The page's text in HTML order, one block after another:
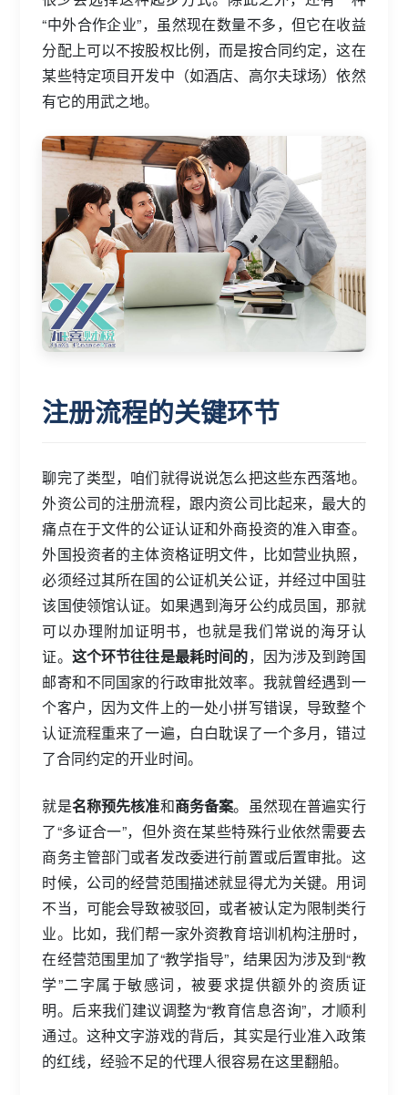
“中外合作企业”，虽然现在数量不多，但它在收益
分配上可以不按股权比例，而是按合同约定，这在
某些特定项目开发中（如酒店、高尔夫球场）依然
有它的用武之地。
注册流程的关键环节
聊完了类型，咱们就得说说怎么把这些东西落地。
外资公司的注册流程，跟内资公司比起来，最大的
痛点在于文件的公证认证和外商投资的准入审查。
外国投资者的主体资格证明文件，比如营业执照，
必须经过其所在国的公证机关公证，并经过中国驻
该国使领馆认证。如果遇到海牙公约成员国，那就
可以办理附加证明书，也就是我们常说的海牙认
证。 这个环节往往是最耗时间的，因为涉及到跨国
邮寄和不同国家的行政审批效率。我就曾经遇到一
个客户，因为文件上的一处小拼写错误，导致整个
认证流程重来了一遍，白白耽误了一个多月，错过
了合同约定的开业时间。
就是名称预先核准和商务备案。虽然现在普遍实行
了“多证合一”，但外资在某些特殊行业依然需要去
商务主管部门或者发改委进行前置或后置审批。这
时候，公司的经营范围描述就显得尤为关键。用词
不当，可能会导致被驳回，或者被认定为限制类行
业。比如，我们帮一家外资教育培训机构注册时，
在经营范围里加了“教学指导”，结果因为涉及到“教
学”二字属于敏感词，被要求提供额外的资质证
明。后来我们建议调整为“教育信息咨询”，才顺利
通过。这种文字游戏的背后，其实是行业准入政策
的红线，经验不足的代理人很容易在这里翻船。